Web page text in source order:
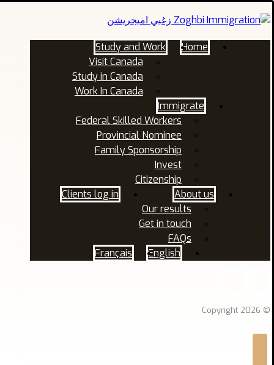
Home
Study and Work
Visit Canada
Study in Canada
Work In Canada
Immigrate
Federal Skilled Workers
Provincial Nominee
Family Sponsorship
Invest
Citizenship
About us
Our results
Get in touch
FAQs
Clients log in
English
Français
© Copyright 2026